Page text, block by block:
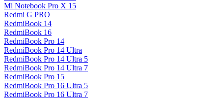
Mi Notebook Pro X 15
Redmi G PRO
RedmiBook 14
RedmiBook 16
RedmiBook Pro 14
RedmiBook Pro 14 Ultra
RedmiBook Pro 14 Ultra 5
RedmiBook Pro 14 Ultra 7
RedmiBook Pro 15
RedmiBook Pro 16 Ultra 5
RedmiBook Pro 16 Ultra 7